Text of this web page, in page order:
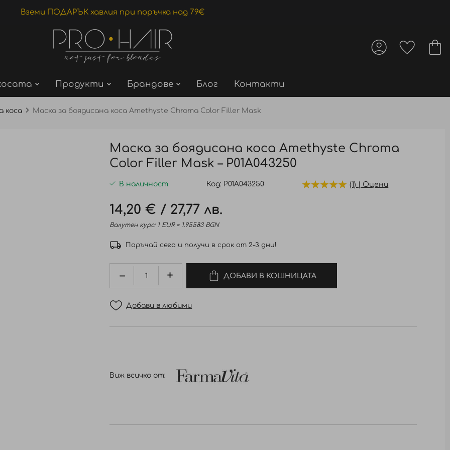
Вземи ПОДАРЪК хавлия при поръчка над 79€
Продукти Брандове Блог Контакти
коса Маска за боядисана коса Amethyste Chroma Color Filler Mask
Маска за боядисана коса Amethyste Chroma
Color Filler Mask – P01A043250
В наличност Код P01A043250 (1) | Оцени
14,20 € / 27,77 лв.
Валутен курс: 1 EUR = 1.95583 BGN
Поръчай сега и получи в срок от 2-3 дни!
ДОБАВИ В КОШНИЦАТА
Добави в любими
Виж всичко от: